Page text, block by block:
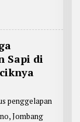
Sapi di
penggelapan
Jombang